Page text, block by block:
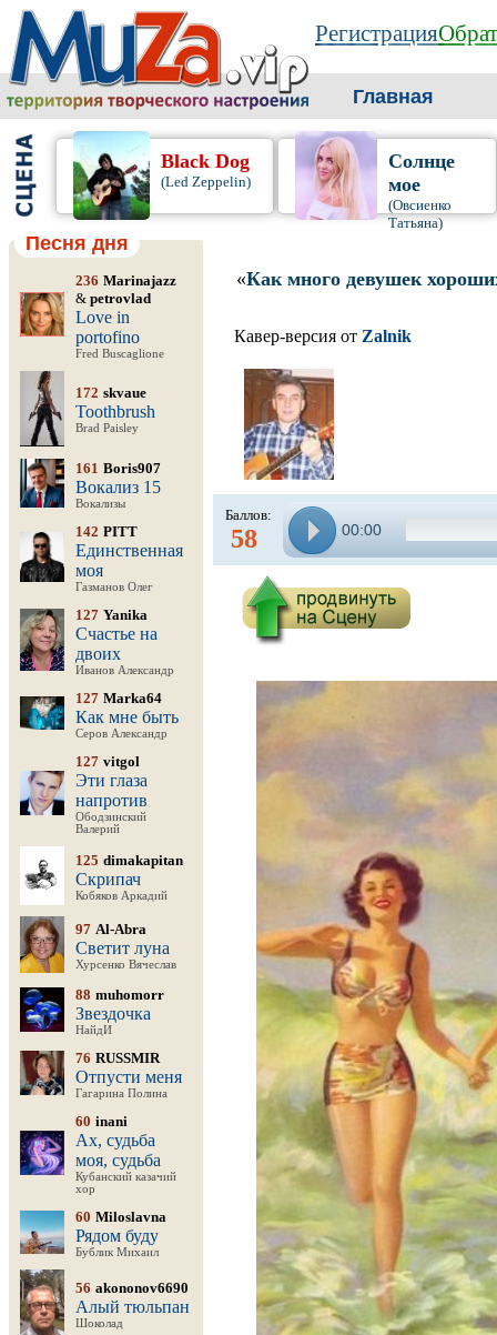
Регистрация
Главная
Black Dog
(Led Zeppelin)
Солнце
мое
(Овсиенко
Татьяна)
Песня дня
236 Marinajazz
& petrovlad
Love in
portofino
Fred Buscaglione
172 skvaue
Toothbrush
Brad Paisley
161 Boris907
Вокализ 15
Вокализы
142 PITT
Единственная
моя
Газманов Олег
127 Yanika
Счастье на
двоих
Иванов Александр
127 Marka64
Как мне быть
Серов Александр
127 vitgol
Эти глаза
напротив
Ободзинский
Валерий
125 dimakapitan
Скрипач
Кобяков Аркадий
97 Al-Abra
Светит луна
Хурсенко Вячеслав
88 muhomorr
Звездочка
НайдИ
76 RUSSMIR
Отпусти меня
Гагарина Полина
60 inani
Ах, судьба
моя, судьба
Кубанский казачий
хор
60 Miloslavna
Рядом буду
Бублик Михаил
56 akononov6690
Алый тюльпан
Шоколад
«Как много девушек
Кавер-версия от Zalnik
Баллов:
58 00:00